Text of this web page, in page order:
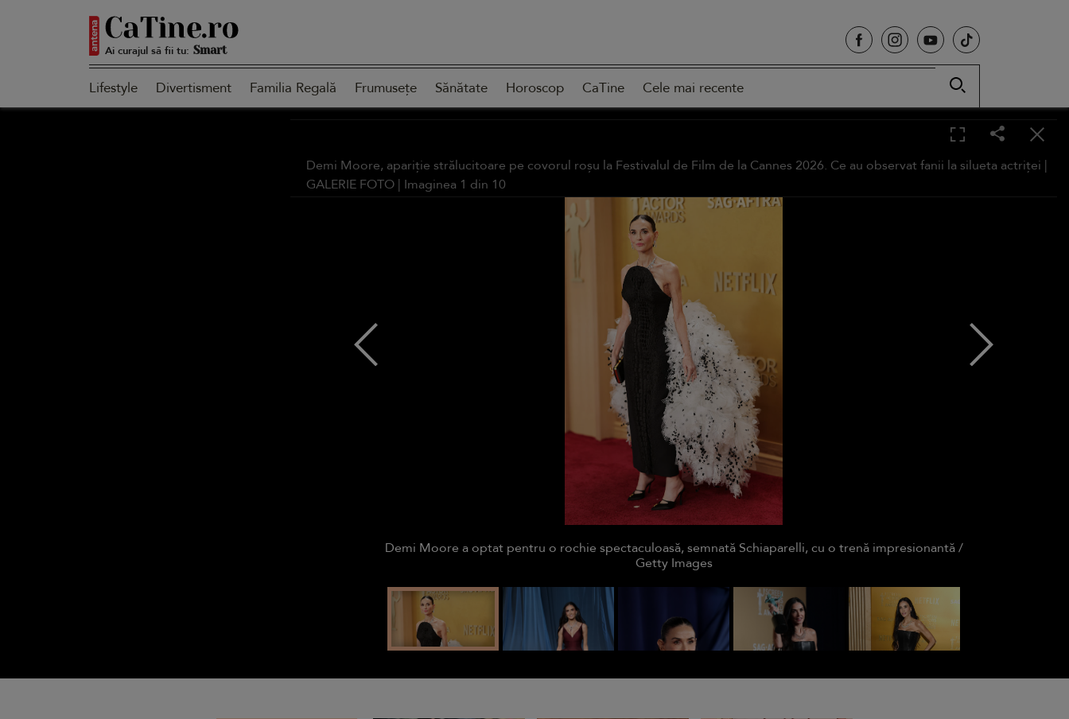
Ai curajul să fii tu: Smart
Lifestyle Divertisment Familia Regală Frumusețe Sănătate Horoscop CaTine Cele mai recente
Demi Moore, apariție strălucitoare pe covorul roșu la Festivalul de Film de la Cannes 2026. Ce au observat fanii la silueta actriței |
GALERIE FOTO | Imaginea 1 din 10
Demi Moore a optat pentru o rochie spectaculoasă, semnată Schiaparelli, cu o trenă impresionantă /
Getty Images